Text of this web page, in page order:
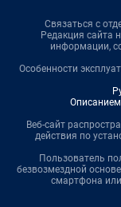
Связаться с
Редакция сайта
информации,
Особенности
Веб-сайт
действия по
Пользователь
безвозмездной
смартфона